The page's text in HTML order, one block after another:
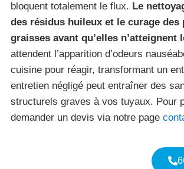
bloquent totalement le flux. Le
des résidus huileux et le curage
graisses avant qu’elles n’atteignent
attendent l’apparition d’odeurs
cuisine pour réagir, transformant un
entretien négligé peut entraîner des
structurels graves à vos tuyaux. Pour
demander un devis via notre page